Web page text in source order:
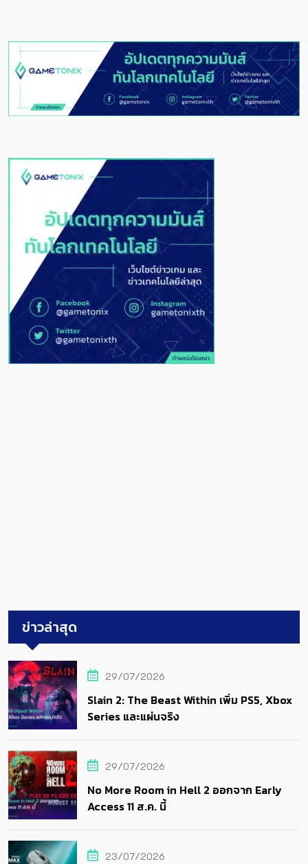
ข่าวล่าสุด
29/07/2026
Slain 2: The Beast Within เพิ่ม PS5, Xbox
Series และแผ่นจริง
29/07/2026
No More Room in Hell 2 ออกจาก Early
Access 11 ส.ค. นี้
23/07/2026